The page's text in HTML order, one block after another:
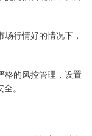
行情好的情况下，
格的风控管理，设置
。